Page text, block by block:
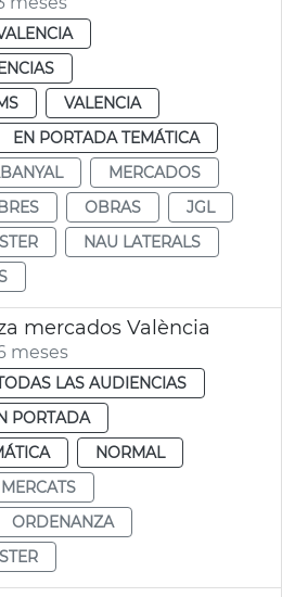
VALENCIA
EN PORTADA TEMÁTICA
MERCADOS
OBRAS
JGL
NAU LATERALS
mercados València
meses
LAS AUDIENCIAS
PORTADA
NORMAL
MERCATS
ORDENANZA